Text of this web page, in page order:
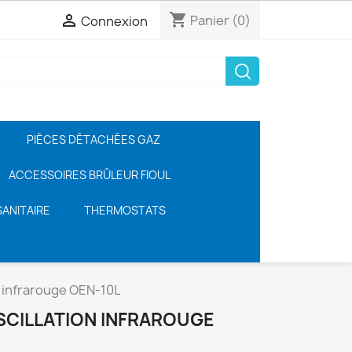
 Connexion shopping_cart Panier (0)
PIÈCES DÉTACHÉES GAZ
ACCESSOIRES BRÛLEUR FIOUL
THERMOSTATS
OEN-10L
INFRAROUGE